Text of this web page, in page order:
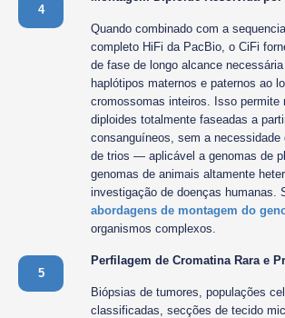
4
Quando combinado com a
completo HiFi da PacBio, o CiFi
de fase de longo alcance
haplótipos maternos e paternos ao
cromossomas inteiros. Isso permite
diploides totalmente faseadas a
consanguíneos, sem a necessidade
de trios — aplicável a genomas de
genomas de animais altamente
investigação de doenças humanas.
abordagens de montagem do
organismos complexos.
5
Perfilagem de Cromatina Rara e
Biópsias de tumores, populações
classificadas, secções de tecido